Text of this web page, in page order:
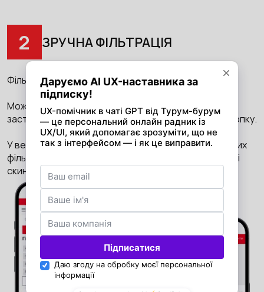
2 ЗРУЧНА ФІЛЬТРАЦІЯ
Фільтри винесли у вигляді окремої кнопки.
Можна одночасно вибрати кілька фільтрів, щоб
застосувати їх, необхідно натиснути відповідну кнопку.
У верхній частині користувач бачить перелік обраних
фільтрів, він може скасувати як один із фільтрів, так і
скинути всі одним кліком.